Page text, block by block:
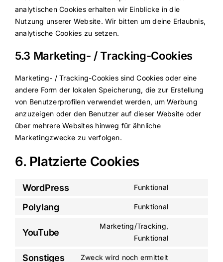
analytischen Cookies erhalten wir Einblicke in die
Nutzung unserer Website. Wir bitten um deine Erlaubnis,
analytische Cookies zu setzen.
5.3 Marketing- / Tracking-Cookies
Marketing- / Tracking-Cookies sind Cookies oder eine
andere Form der lokalen Speicherung, die zur Erstellung
von Benutzerprofilen verwendet werden, um Werbung
anzuzeigen oder den Benutzer auf dieser Website oder
über mehrere Websites hinweg für ähnliche
Marketingzwecke zu verfolgen.
6. Platzierte Cookies
WordPress Funktional
Polylang Funktional
YouTube
Marketing/Tracking,
Funktional
Sonstiges Zweck wird noch ermittelt